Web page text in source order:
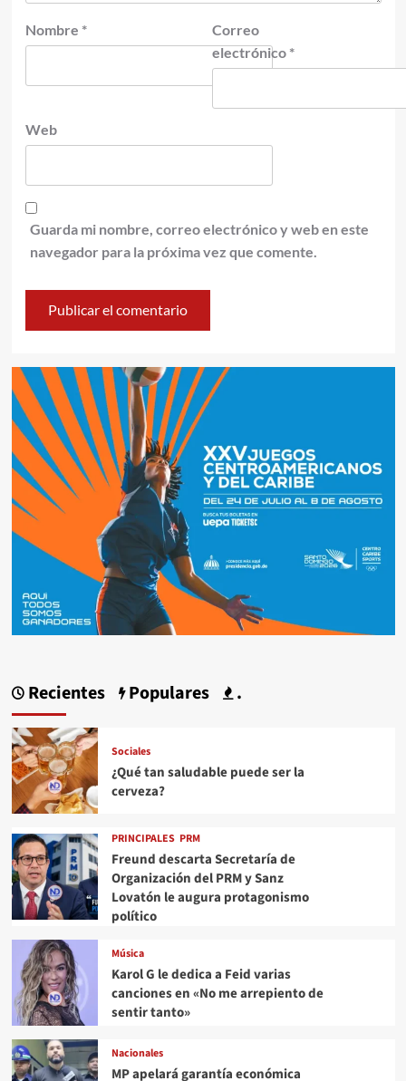
Nombre *
Correo
electrónico *
Web
Guarda mi nombre, correo electrónico y web en este
navegador para la próxima vez que comente.
Recientes Populares .
Sociales
¿Qué tan saludable puede ser la
cerveza?
PRINCIPALES PRM
Freund descarta Secretaría de
Organización del PRM y Sanz
Lovatón le augura protagonismo
político
Música
Karol G le dedica a Feid varias
canciones en «No me arrepiento de
sentir tanto»
Nacionales
MP apelará garantía económica